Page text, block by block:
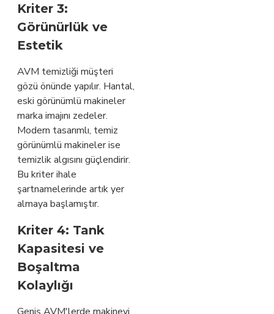
Kriter 3:
Görünürlük ve
Estetik
AVM temizliği müşteri
gözü önünde yapılır. Hantal,
eski görünümlü makineler
marka imajını zedeler.
Modern tasarımlı, temiz
görünümlü makineler ise
temizlik algısını güçlendirir.
Bu kriter ihale
şartnamelerinde artık yer
almaya başlamıştır.
Kriter 4: Tank
Kapasitesi ve
Boşaltma
Kolaylığı